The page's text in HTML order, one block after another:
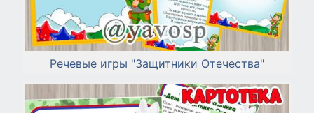
Речевые игры "Защитники Отечества"